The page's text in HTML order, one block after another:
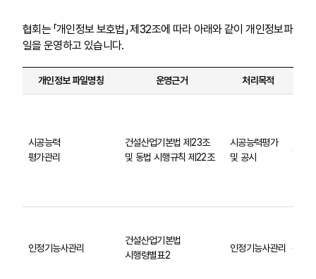
협회는 「개인정보 보호법」 제32조에 따라 아래와 같이 개인정보파
일을 운영하고 있습니다.
개인정보 파일명칭 운영근거 처리목적
시공능력
평가관리
건설산업기본법 제23조
및 동법 시행규칙 제22조
시공능력평가
및 공시
인정기능사관리
건설산업기본법
시행령별표2
인정기능사관리